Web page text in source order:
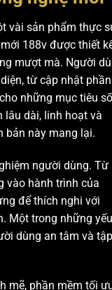
vài sản phẩm thực
188v được thiết
mượt mà. Người
từ cập nhật phần
những mục tiêu số
lâu dài, linh hoạt và
bản này mang lại.
người dùng. Từ
vào hành trình của
để thích nghi với
Một trong những
dùng an tâm và tập
mẽ, phần mềm tối